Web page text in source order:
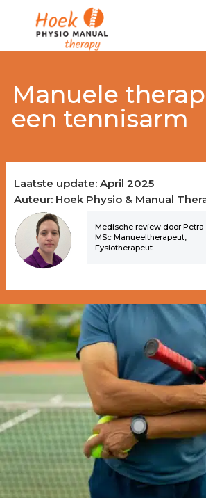
Manuele
een tennisarm
Laatste update: April 2025
Auteur: Hoek Physio & Manual
Medische review door Petra
MSc Manueeltherapeut,
Fysiotherapeut